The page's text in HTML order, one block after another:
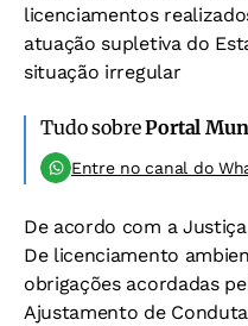
licenciamentos
atuação supletiva do
situação irregular
Tudo sobrePortal
Entre no canal do
De acordo com a
De licenciamento
obrigações acordadas
Ajustamento de